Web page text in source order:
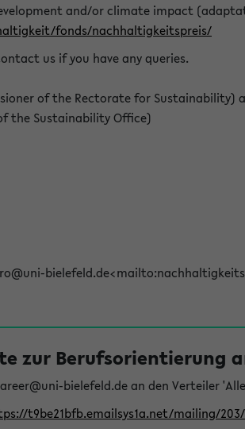
and/or climate impact
fonds/nachhaltigkeitspreis/
us if you have any queries.
of the Rectorate for Sustainability)
the Sustainability Office)
zur Berufsorientierung
bielefeld.de an den Verteiler
t9be21bfb.emailsys1a.net/mailing/